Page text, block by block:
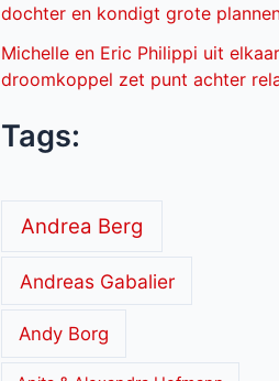
dochter en kondigt grote
Michelle en Eric Philippi uit
droomkoppel zet punt achter
Tags:
Andrea Berg
Andreas Gabalier
Andy Borg